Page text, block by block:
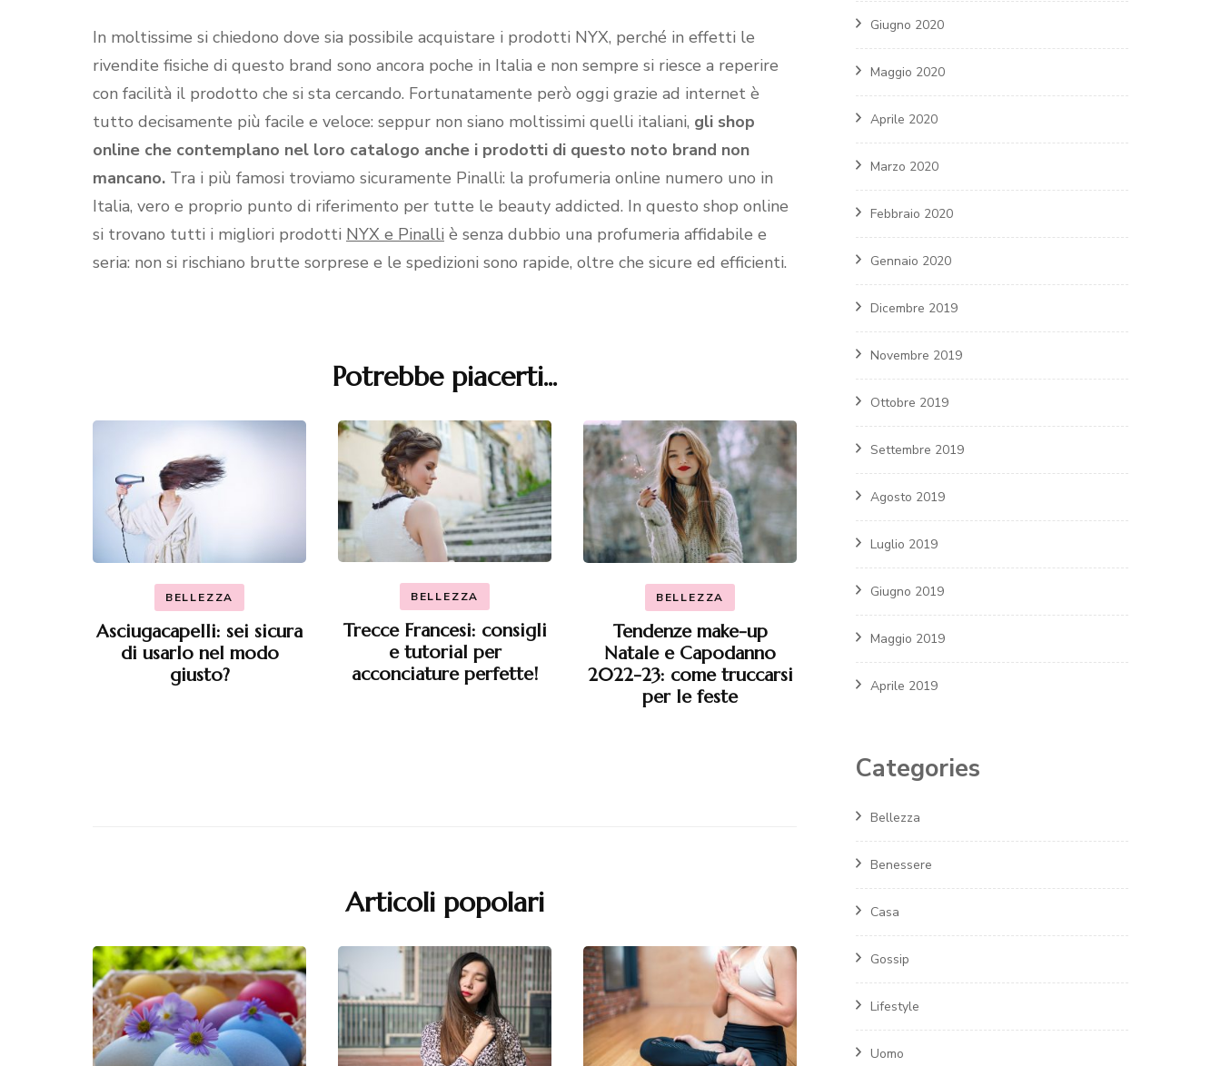
In moltissime si chiedono dove sia possibile acquistare i prodotti NYX, perché in effetti le
rivendite fisiche di questo brand sono ancora poche in Italia e non sempre si riesce a reperire
con facilità il prodotto che si sta cercando. Fortunatamente però oggi grazie ad internet è
tutto decisamente più facile e veloce: seppur non siano moltissimi quelli italiani, gli shop
online che contemplano nel loro catalogo anche i prodotti di questo noto brand non
mancano. Tra i più famosi troviamo sicuramente Pinalli: la profumeria online numero uno in
Italia, vero e proprio punto di riferimento per tutte le beauty addicted. In questo shop online
si trovano tutti i migliori prodotti NYX e Pinalli è senza dubbio una profumeria affidabile e
seria: non si rischiano brutte sorprese e le spedizioni sono rapide, oltre che sicure ed efficienti.
Potrebbe piacerti...
BELLEZZA
Asciugacapelli: sei sicura
di usarlo nel modo
giusto?
BELLEZZA
Trecce Francesi: consigli
e tutorial per
acconciature perfette!
BELLEZZA
Tendenze make-up
Natale e Capodanno
2022-23: come truccarsi
per le feste
Articoli popolari
Giugno 2020
Maggio 2020
Aprile 2020
Marzo 2020
Febbraio 2020
Gennaio 2020
Dicembre 2019
Novembre 2019
Ottobre 2019
Settembre 2019
Agosto 2019
Luglio 2019
Giugno 2019
Maggio 2019
Aprile 2019
Categories
Bellezza
Benessere
Casa
Gossip
Lifestyle
Uomo